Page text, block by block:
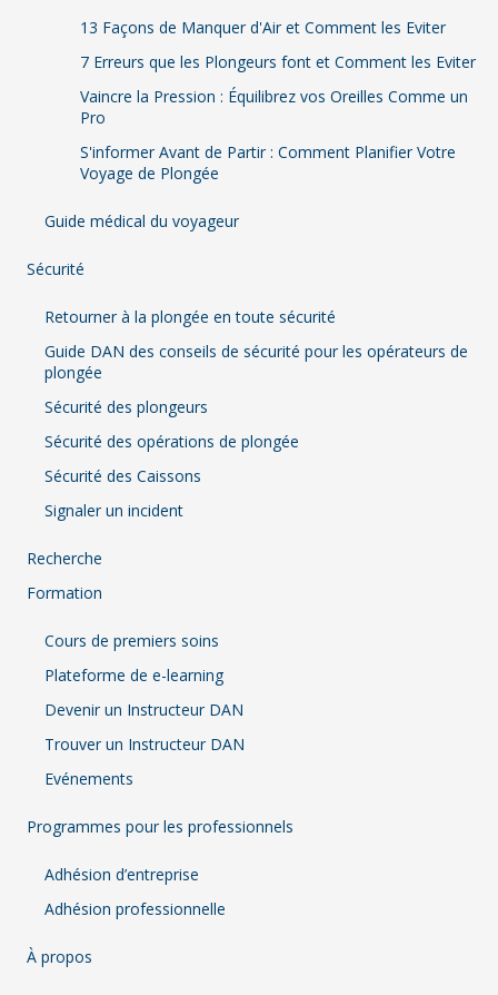
13 Façons de Manquer d'Air et Comment les Eviter
7 Erreurs que les Plongeurs font et Comment les Eviter
Vaincre la Pression : Équilibrez vos Oreilles Comme un
Pro
S'informer Avant de Partir : Comment Planifier Votre
Voyage de Plongée
Guide médical du voyageur
Sécurité
Retourner à la plongée en toute sécurité
Guide DAN des conseils de sécurité pour les opérateurs de
plongée
Sécurité des plongeurs
Sécurité des opérations de plongée
Sécurité des Caissons
Signaler un incident
Recherche
Formation
Cours de premiers soins
Plateforme de e-learning
Devenir un Instructeur DAN
Trouver un Instructeur DAN
Evénements
Programmes pour les professionnels
Adhésion d’entreprise
Adhésion professionnelle
À propos